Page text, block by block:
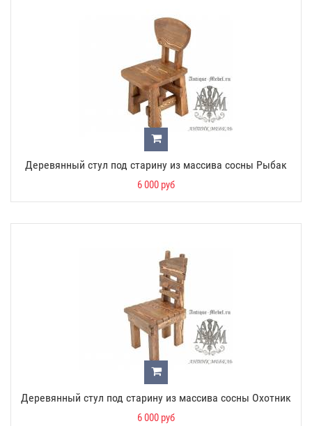
Деревянный стул под старину из массива сосны Рыбак
6 000 руб
Деревянный стул под старину из массива сосны Охотник
6 000 руб